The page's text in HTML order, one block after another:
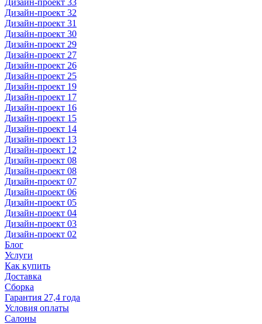
Дизайн-проект 33
Дизайн-проект 32
Дизайн-проект 31
Дизайн-проект 30
Дизайн-проект 29
Дизайн-проект 27
Дизайн-проект 26
Дизайн-проект 25
Дизайн-проект 19
Дизайн-проект 17
Дизайн-проект 16
Дизайн-проект 15
Дизайн-проект 14
Дизайн-проект 13
Дизайн-проект 12
Дизайн-проект 08
Дизайн-проект 08
Дизайн-проект 07
Дизайн-проект 06
Дизайн-проект 05
Дизайн-проект 04
Дизайн-проект 03
Дизайн-проект 02
Блог
Услуги
Как купить
Доставка
Сборка
Гарантия 27,4 года
Условия оплаты
Салоны